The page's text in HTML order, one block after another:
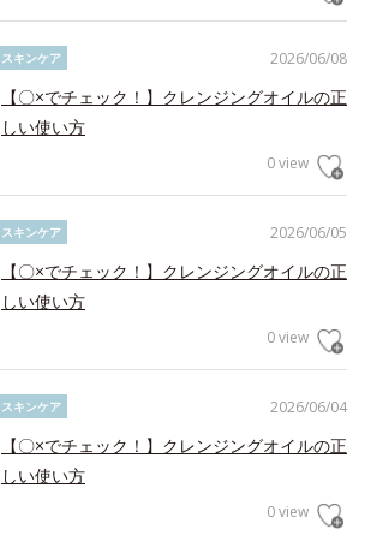
2026/06/08
スキンケア
【〇×でチェック！】クレンジングオイルの正
しい使い方
0 view
2026/06/05
スキンケア
【〇×でチェック！】クレンジングオイルの正
しい使い方
0 view
2026/06/04
スキンケア
【〇×でチェック！】クレンジングオイルの正
しい使い方
0 view